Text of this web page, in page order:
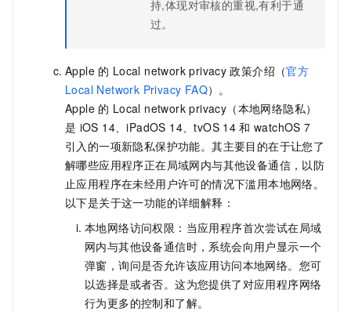
持,体现对审核的重视,有利于通
过。
Apple 的 Local network privacy 政策介绍（官方
Local Network Privacy FAQ）。
Apple 的 Local network privacy（本地网络隐私）
是 iOS 14、iPadOS 14、tvOS 14 和 watchOS 7
引入的一项新隐私保护功能。其主要目的在于让您了
解哪些应用程序正在局域网内与其他设备通信，以防
止应用程序在未经用户许可的情况下滥用本地网络。
以下是关于这一功能的详细解释：
本地网络访问权限：当应用程序首次尝试在局域
网内与其他设备通信时，系统会向用户显示一个
弹窗，询问是否允许该应用访问本地网络。您可
以选择是或者否。这为您提供了对应用程序网络
行为更多的控制和了解。